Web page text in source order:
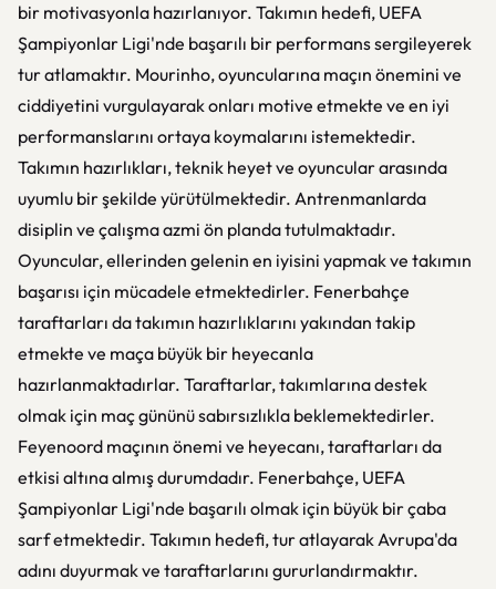
bir motivasyonla hazırlanıyor. Takımın hedefi, UEFA
Şampiyonlar Ligi'nde başarılı bir performans sergileyerek
tur atlamaktır. Mourinho, oyuncularına maçın önemini ve
ciddiyetini vurgulayarak onları motive etmekte ve en iyi
performanslarını ortaya koymalarını istemektedir.
Takımın hazırlıkları, teknik heyet ve oyuncular arasında
uyumlu bir şekilde yürütülmektedir. Antrenmanlarda
disiplin ve çalışma azmi ön planda tutulmaktadır.
Oyuncular, ellerinden gelenin en iyisini yapmak ve takımın
başarısı için mücadele etmektedirler. Fenerbahçe
taraftarları da takımın hazırlıklarını yakından takip
etmekte ve maça büyük bir heyecanla
hazırlanmaktadırlar. Taraftarlar, takımlarına destek
olmak için maç gününü sabırsızlıkla beklemektedirler.
Feyenoord maçının önemi ve heyecanı, taraftarları da
etkisi altına almış durumdadır. Fenerbahçe, UEFA
Şampiyonlar Ligi'nde başarılı olmak için büyük bir çaba
sarf etmektedir. Takımın hedefi, tur atlayarak Avrupa'da
adını duyurmak ve taraftarlarını gururlandırmaktır.